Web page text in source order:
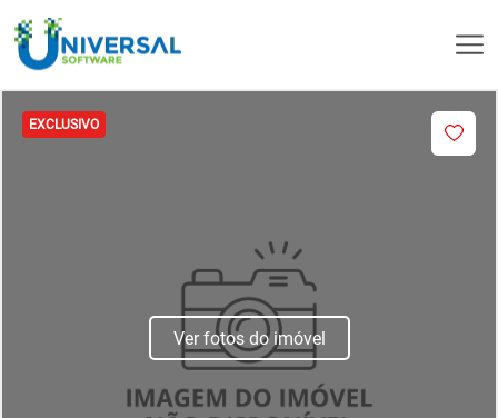
EXCLUSIVO
Ver fotos do imóvel